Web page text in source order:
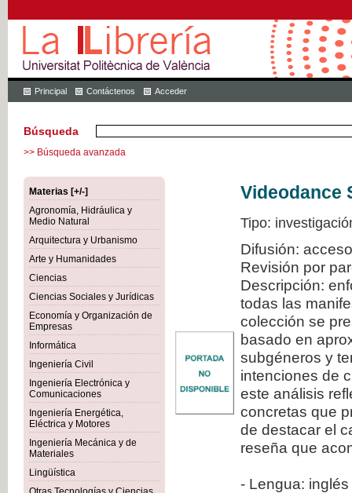
Principal Contáctenos Acceder
Búsqueda
>> Búsqueda avanzada
Materias [+/-]
Agronomía, Hidráulica y
Medio Natural
Arquitectura y Urbanismo
Arte y Humanidades
Ciencias
Ciencias Sociales y Jurídicas
Economía y Organización de
Empresas
Informática
Ingeniería Civil
Ingeniería Electrónica y
Comunicaciones
Ingeniería Energética,
Eléctrica y Motores
Ingeniería Mecánica y de
Materiales
Lingüística
Videodance
Tipo:
Difusión:
Revisión por
Descripción:
todas las
colección se
basado en
subgéneros y
intenciones de
este análisis
concretas que
de destacar el
reseña que
- Lengua: